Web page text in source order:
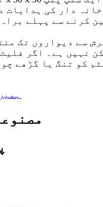
دار کی ہدایات
کرنے سے پہلے
سے دیواروں تک
نہیں ہے۔ اگر
کو تنگ یا گڑھے